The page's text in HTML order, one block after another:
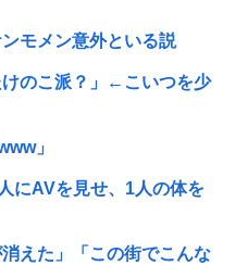
モメン意外といる説
けのこ派？」←こいつを少
」
にAVを見せ、1人の体を
えた」「この街でこんな